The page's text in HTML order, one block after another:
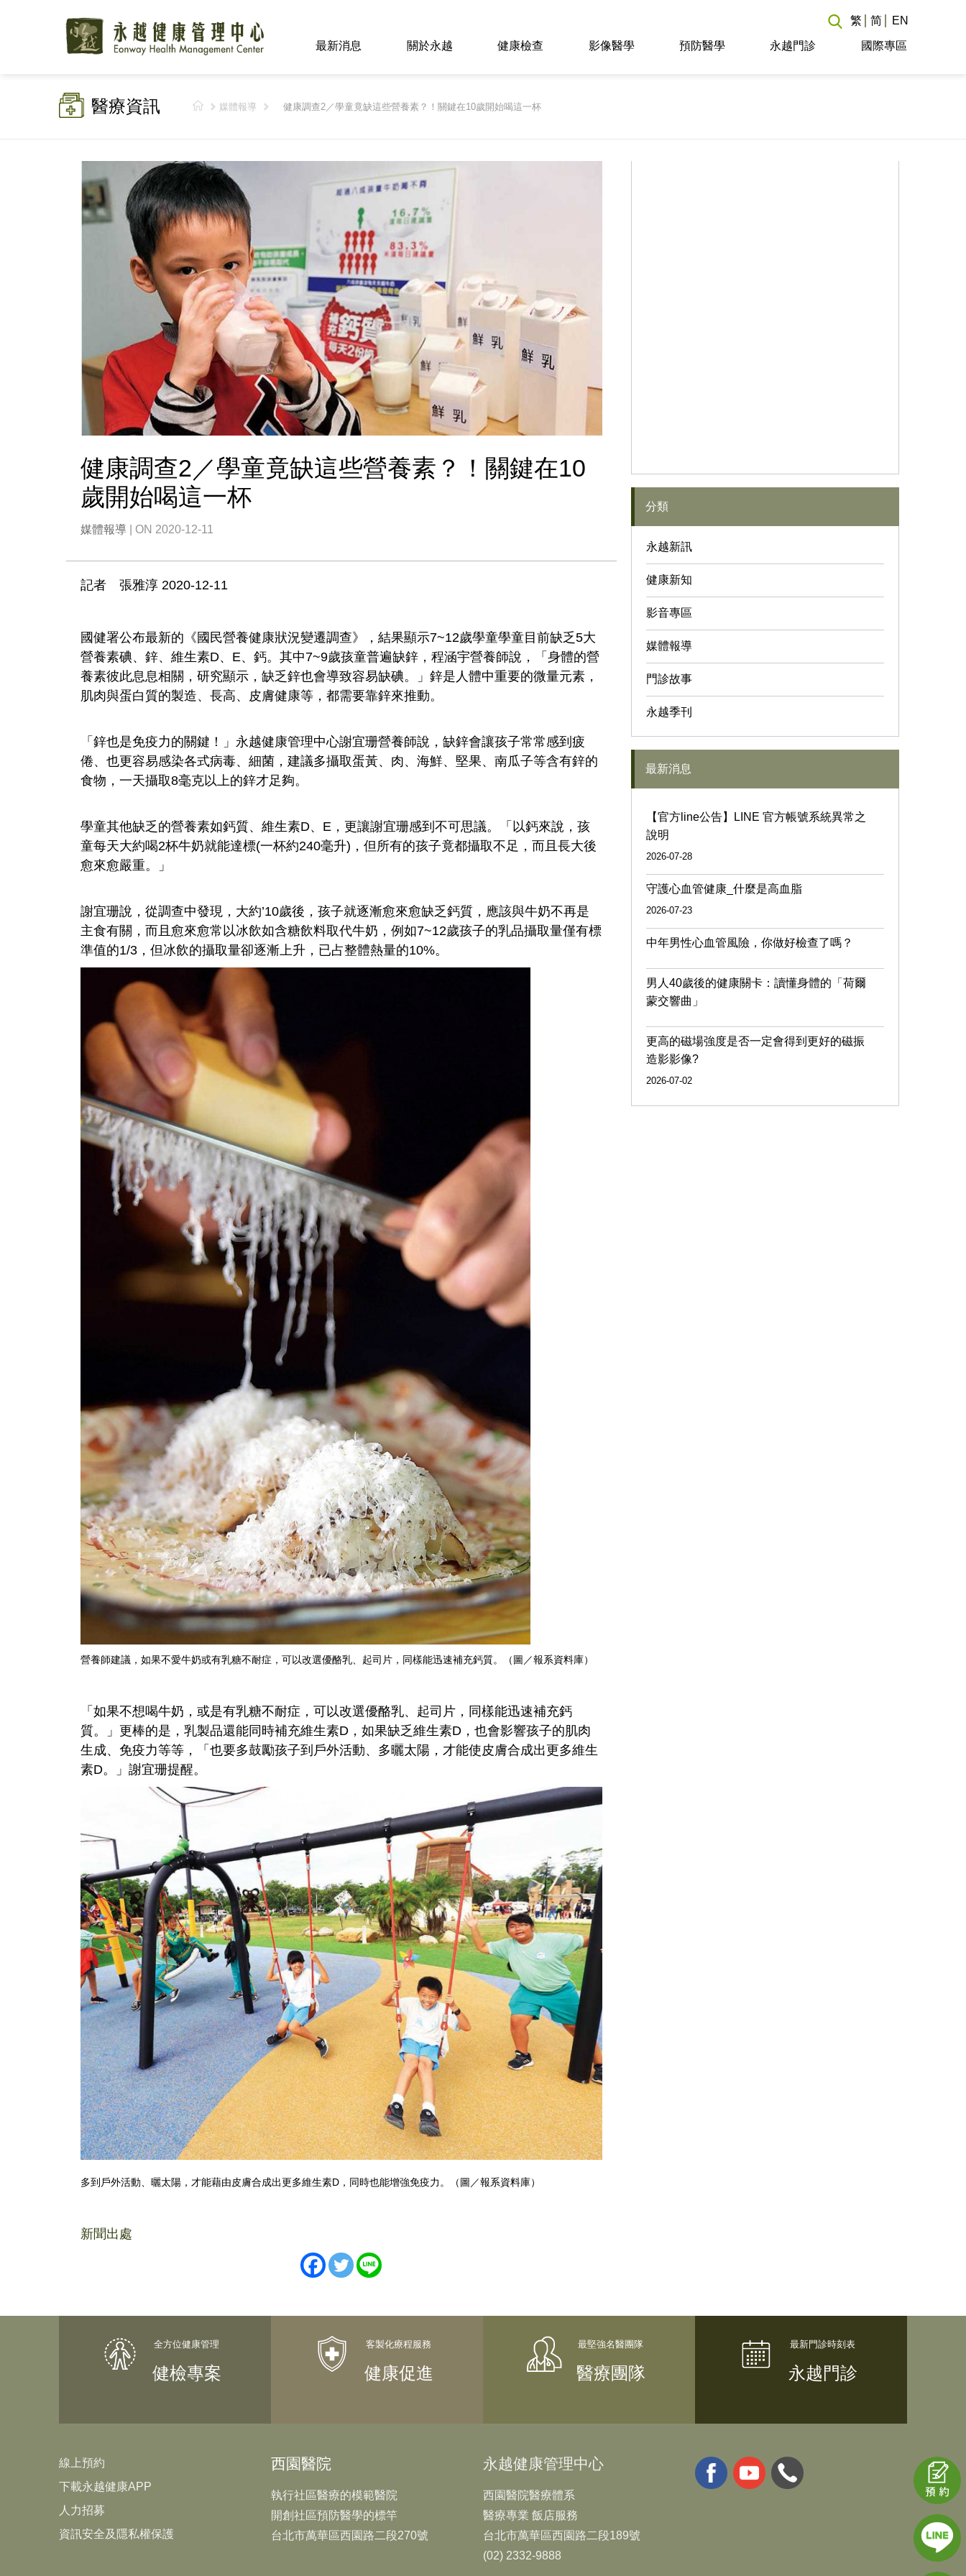
最新消息 關於永越 健康檢查 影像醫學 預防醫學 永越門診 國際專區
繁 简 EN
醫療資訊 媒體報導 健康調查2／學童竟缺這些營養素？！關鍵在10歲開始喝這一杯
健康調查2／學童竟缺這些營養素？！關鍵在10
歲開始喝這一杯
媒體報導 | ON 2020-12-11
記者 張雅淳 2020-12-11
國健署公布最新的《國民營養健康狀況變遷調查》，結果顯示7~12歲學童學童目前缺乏5大
營養素碘、鋅、維生素D、E、鈣。其中7~9歲孩童普遍缺鋅，程涵宇營養師說，「身體的營
養素彼此息息相關，研究顯示，缺乏鋅也會導致容易缺碘。」鋅是人體中重要的微量元素，
肌肉與蛋白質的製造、長高、皮膚健康等，都需要靠鋅來推動。
「鋅也是免疫力的關鍵！」永越健康管理中心謝宜珊營養師說，缺鋅會讓孩子常常感到疲
倦、也更容易感染各式病毒、細菌，建議多攝取蛋黃、肉、海鮮、堅果、南瓜子等含有鋅的
食物，一天攝取8毫克以上的鋅才足夠。
學童其他缺乏的營養素如鈣質、維生素D、E，更讓謝宜珊感到不可思議。「以鈣來說，孩
童每天大約喝2杯牛奶就能達標(一杯約240毫升)，但所有的孩子竟都攝取不足，而且長大後
愈來愈嚴重。」
謝宜珊說，從調查中發現，大約’10歲後，孩子就逐漸愈來愈缺乏鈣質，應該與牛奶不再是
主食有關，而且愈來愈常以冰飲如含糖飲料取代牛奶，例如7~12歲孩子的乳品攝取量僅有標
準值的1/3，但冰飲的攝取量卻逐漸上升，已占整體熱量的10%。
營養師建議，如果不愛牛奶或有乳糖不耐症，可以改選優酪乳、起司片，同樣能迅速補充鈣質。（圖／報系資料庫）
「如果不想喝牛奶，或是有乳糖不耐症，可以改選優酪乳、起司片，同樣能迅速補充鈣
質。」更棒的是，乳製品還能同時補充維生素D，如果缺乏維生素D，也會影響孩子的肌肉
生成、免疫力等等，「也要多鼓勵孩子到戶外活動、多曬太陽，才能使皮膚合成出更多維生
素D。」謝宜珊提醒。
多到戶外活動、曬太陽，才能藉由皮膚合成出更多維生素D，同時也能增強免疫力。（圖／報系資料庫）
新聞出處
分類
永越新訊
健康新知
影音專區
媒體報導
門診故事
永越季刊
最新消息
【官方line公告】LINE 官方帳號系統異常之
說明
2026-07-28
守護心血管健康_什麼是高血脂
2026-07-23
中年男性心血管風險，你做好檢查了嗎？
男人40歲後的健康關卡：讀懂身體的「荷爾
蒙交響曲」
更高的磁場強度是否一定會得到更好的磁振
造影影像?
2026-07-02
健檢專案 健康促進 醫療團隊 永越門診
線上預約
下載永越健康APP
人力招募
資訊安全及隱私權保護
西園醫院
執行社區醫療的模範醫院
開創社區預防醫學的標竿
台北市萬華區西園路二段270號
永越健康管理中心
西園醫院醫療體系
醫療專業 飯店服務
台北市萬華區西園路二段189號
(02) 2332-9888